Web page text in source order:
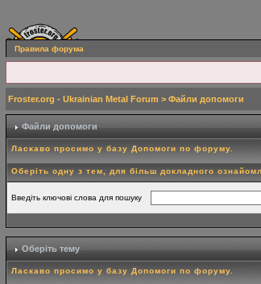
Правила форума
Froster.org - Ukrainian Metal Forum > Файли допомоги
Файли допомоги
Ласкаво просимо у базу Допомоги по форуму.
Оберіть одну з тем, для більш докладного
Введіть ключові слова для пошуку
Оберіть тему
Ласкаво просимо у базу Допомоги по форуму.